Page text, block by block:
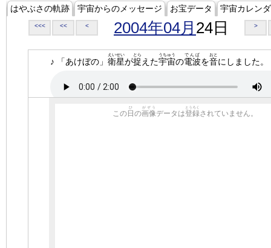
はやぶさの軌跡 宇宙からのメッセージ お宝データ 宇宙カレン
<<< << < 2004年04月 24日 >
♪ 「あけぼの」 衛星
えいせい
が捉
とら
えた宇宙
うちゅう
の電波
でんぱ
を音
おと
にしました。
この 日
ひ
の画像
がぞう
データは登録
とうろく
されていません。